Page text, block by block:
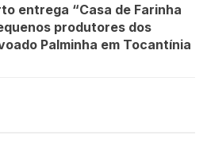
entrega “Casa de Farinha
produtores dos
Palminha em Tocantínia